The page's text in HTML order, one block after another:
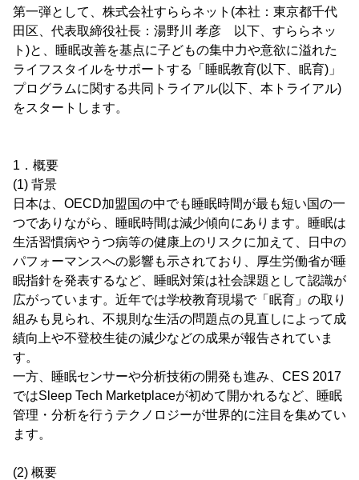
第一弾として、株式会社すららネット(本社：東京都千代
田区、代表取締役社長：湯野川 孝彦 以下、すららネッ
ト)と、睡眠改善を基点に子どもの集中力や意欲に溢れた
ライフスタイルをサポートする「睡眠教育(以下、眠育)」
プログラムに関する共同トライアル(以下、本トライアル)
をスタートします。
1．概要
(1) 背景
日本は、OECD加盟国の中でも睡眠時間が最も短い国の一
つでありながら、睡眠時間は減少傾向にあります。睡眠は
生活習慣病やうつ病等の健康上のリスクに加えて、日中の
パフォーマンスへの影響も示されており、厚生労働省が睡
眠指針を発表するなど、睡眠対策は社会課題として認識が
広がっています。近年では学校教育現場で「眠育」の取り
組みも見られ、不規則な生活の問題点の見直しによって成
績向上や不登校生徒の減少などの成果が報告されていま
す。
一方、睡眠センサーや分析技術の開発も進み、CES 2017
ではSleep Tech Marketplaceが初めて開かれるなど、睡眠
管理・分析を行うテクノロジーが世界的に注目を集めてい
ます。
(2) 概要